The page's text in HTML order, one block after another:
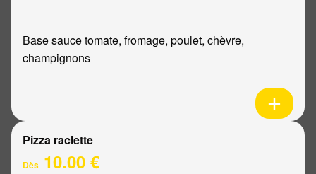
Base sauce tomate, fromage, poulet, chèvre,
champignons
Pizza raclette
Dès 10.00 €